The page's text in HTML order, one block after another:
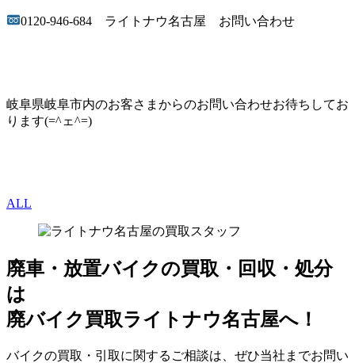
0120-946-684 ライトナウ名古屋 お問い合わせ
岐阜県岐阜市内のお客さまからのお問い合わせお待ちしてお
ります(=^ェ^=)
ALL
廃車・放置バイクの買取・回収・処分
は
廃バイク買取ライトナウ名古屋へ！
バイクの買取・引取に関するご相談は、ぜひ当社までお問い